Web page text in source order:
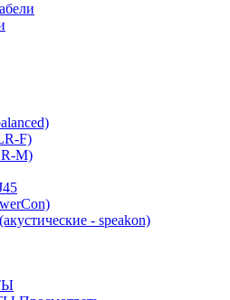
F)
M)
- speakon)